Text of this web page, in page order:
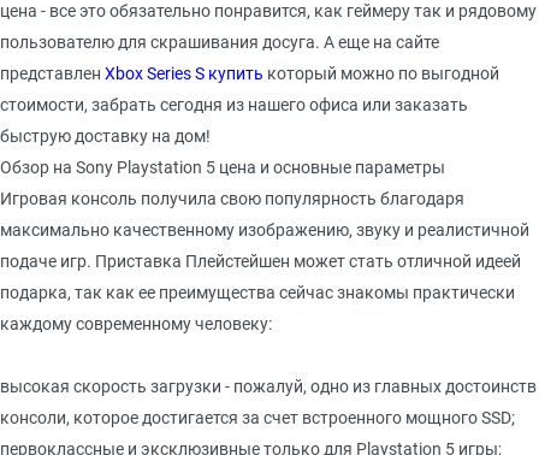
цена - все это обязательно понравится, как геймеру так и рядовому
пользователю для скрашивания досуга. А еще на сайте
представлен Xbox Series S купить который можно по выгодной
стоимости, забрать сегодня из нашего офиса или заказать
быструю доставку на дом!
Обзор на Sony Playstation 5 цена и основные параметры
Игровая консоль получила свою популярность благодаря
максимально качественному изображению, звуку и реалистичной
подаче игр. Приставка Плейстейшен может стать отличной идеей
подарка, так как ее преимущества сейчас знакомы практически
каждому современному человеку:
высокая скорость загрузки - пожалуй, одно из главных достоинств
консоли, которое достигается за счет встроенного мощного SSD;
первоклассные и эксклюзивные только для Playstation 5 игры;